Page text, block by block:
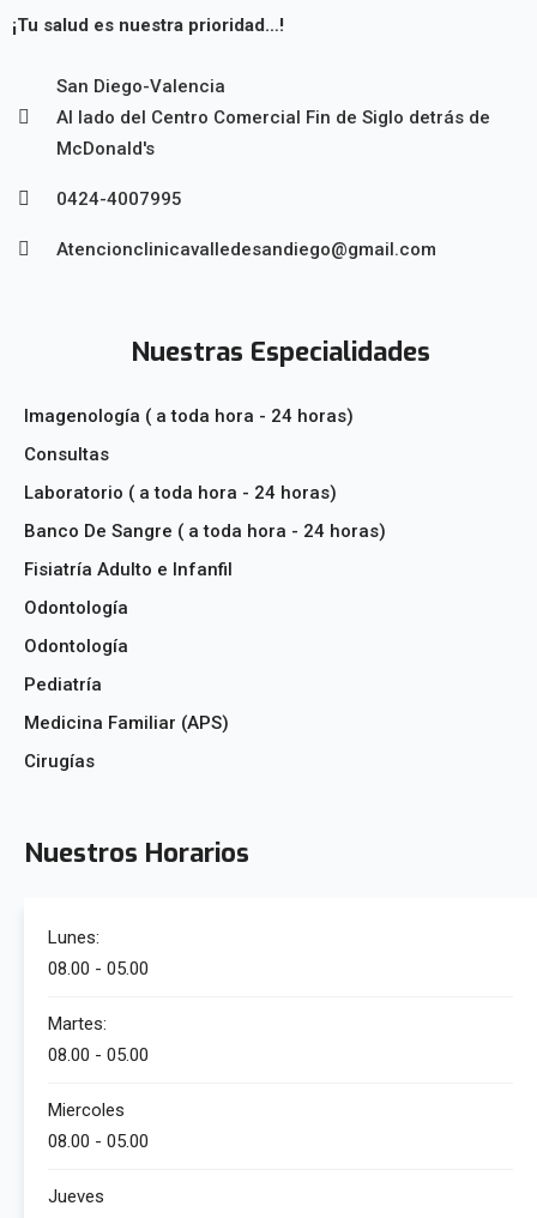
¡Tu salud es nuestra prioridad…!
San Diego-Valencia
Al lado del Centro Comercial Fin de Siglo detrás de
McDonald's
0424-4007995
Atencionclinicavalledesandiego@gmail.com
Nuestras Especialidades
Imagenología ( a toda hora - 24 horas)
Consultas
Laboratorio ( a toda hora - 24 horas)
Banco De Sangre ( a toda hora - 24 horas)
Fisiatría Adulto e Infanfil
Odontología
Odontología
Pediatría
Medicina Familiar (APS)
Cirugías
Nuestros Horarios
Lunes:
08.00 - 05.00
Martes:
08.00 - 05.00
Miercoles
08.00 - 05.00
Jueves